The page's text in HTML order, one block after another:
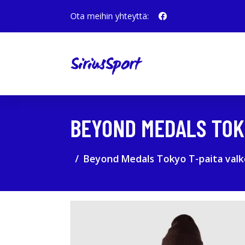
Ota meihin yhteyttä:
BEYOND MEDALS
Beyond Medals Tokyo T-paita